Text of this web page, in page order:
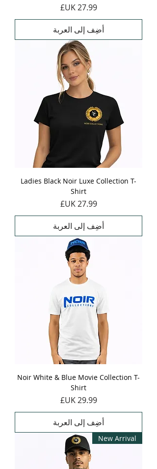
السعر‏27.99 UK£
أضِف إلى العربة
Ladies Black Noir Luxe Collection T-
Shirt
السعر‏27.99 UK£
أضِف إلى العربة
Noir White & Blue Movie Collection T-
Shirt
السعر‏29.99 UK£
أضِف إلى العربة
New Arrival